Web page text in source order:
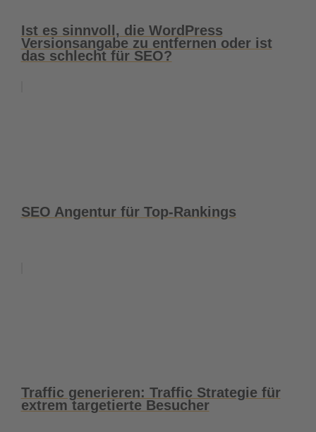
Ist es sinnvoll, die WordPress
Versionsangabe zu entfernen oder ist
das schlecht für SEO?
SEO Angentur für Top-Rankings
Traffic generieren: Traffic Strategie für
extrem targetierte Besucher